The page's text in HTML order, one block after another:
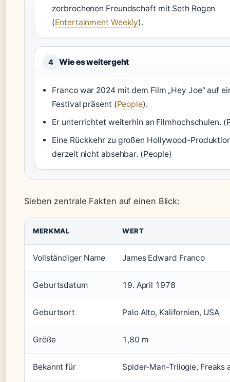
zerbrochenen Freundschaft mit Seth Rogen
(Entertainment Weekly).
4 Wie es weitergeht
Franco war 2024 mit dem Film „Hey Joe“ auf
Festival präsent (People).
Er unterrichtet weiterhin an Filmhochschulen.
Eine Rückkehr zu großen Hollywood-
derzeit nicht absehbar. (People)
Sieben zentrale Fakten auf einen Blick:
MERKMAL WERT
Vollständiger Name James Edward Franco
Geburtsdatum 19. April 1978
Geburtsort Palo Alto, Kalifornien, USA
Größe 1,80 m
Bekannt für Spider-Man-Trilogie, Freaks